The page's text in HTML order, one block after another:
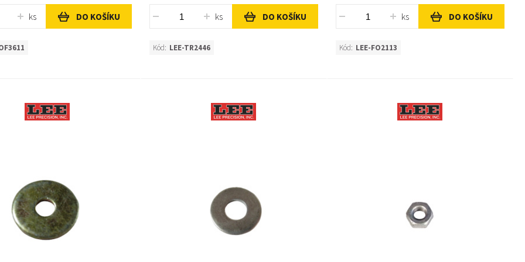
ks DO KOŠÍKU ks DO KOŠÍKU
Kód: LEE-TR2446
ks DO KOŠÍKU
Kód: LEE-FO2113